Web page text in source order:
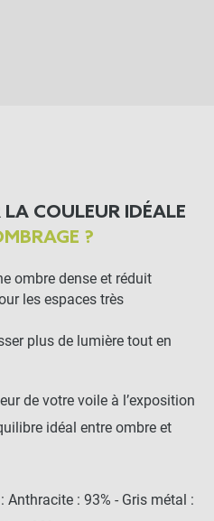
Tendeur fileté (20cm)
- +
€ - +
COULEUR IDÉALE
?
ombre dense et réduit
les espaces très
plus de lumière tout en
de votre voile à l’exposition
idéal entre ombre et
: 93% - Gris métal :